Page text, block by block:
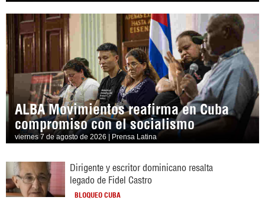
ALBA Movimientos reafirma en Cuba
compromiso con el socialismo
viernes 7 de agosto de 2026 | Prensa Latina
Dirigente y escritor dominicano resalta
legado de Fidel Castro
BLOQUEO CUBA